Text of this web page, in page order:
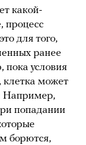
какой-
процесс
для того,
ранее
пока условия
клетка может
Например,
попадании
борются,